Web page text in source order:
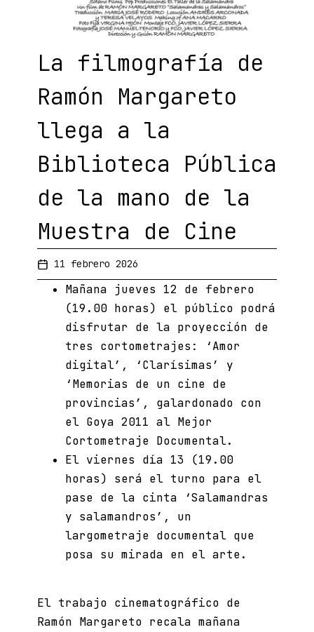
La filmografía de
Ramón Margareto
llega a la
Biblioteca Pública
de la mano de la
Muestra de Cine
11 febrero 2026
Mañana jueves 12 de febrero
(19.00 horas) el público podrá
disfrutar de la proyección de
tres cortometrajes:
‘Amor
digital’, ‘Clarísimas’ y
‘Memorias de un cine de
provincias’ , galardonado con
el Goya 2011 al Mejor
Cortometraje Documental.
El viernes día 13 (19.00
horas) será el turno para el
pase de la cinta
‘Salamandras
y salamandros’ , un
largometraje documental que
posa su mirada en el arte.
El trabajo cinematográfico de
Ramón Margareto recala mañana